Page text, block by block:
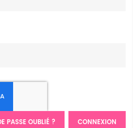
CONNEXION
PASSE OUBLIÉ ?